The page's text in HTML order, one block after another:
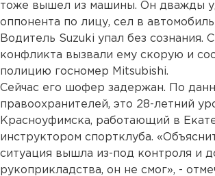
тоже вышел из машины. Он дважды
оппонента по лицу, сел в автомобиль
Водитель Suzuki упал без сознания.
конфликта вызвали ему скорую и
полицию госномер Mitsubishi.
Сейчас его шофер задержан. По
правоохранителей, это 28-летний
Красноуфимска, работающий в
инструктором спортклуба.
ситуация вышла из-под контроля и
рукоприкладства, он не смог», -